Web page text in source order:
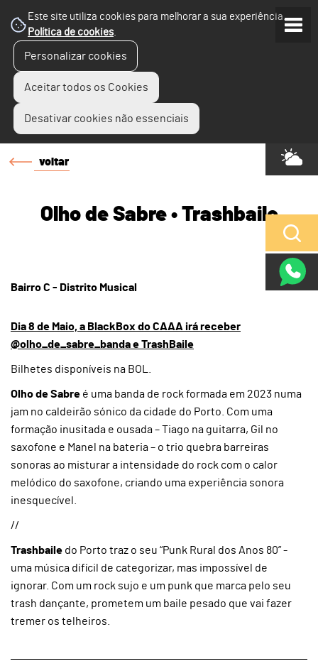
Este site utiliza cookies para melhorar a sua experiência.
Política de cookies.
Personalizar cookies
Aceitar todos os Cookies
Desativar cookies não essenciais
voltar
Olho de Sabre • Trashbaile
Bairro C - Distrito Musical
Dia 8 de Maio, a BlackBox do CAAA irá receber
@olho_de_sabre_banda e TrashBaile
Bilhetes disponíveis na BOL.
Olho de Sabre é uma banda de rock formada em 2023 numa
jam no caldeirão sónico da cidade do Porto. Com uma
formação inusitada e ousada – Tiago na guitarra, Gil no
saxofone e Manel na bateria – o trio quebra barreiras
sonoras ao misturar a intensidade do rock com o calor
melódico do saxofone, criando uma experiência sonora
inesquecível.
//
Trashbaile do Porto traz o seu “Punk Rural dos Anos 80” -
uma música difícil de categorizar, mas impossível de
ignorar. Com um rock sujo e um punk que marca pelo seu
trash dançante, prometem um baile pesado que vai fazer
tremer os telheiros.